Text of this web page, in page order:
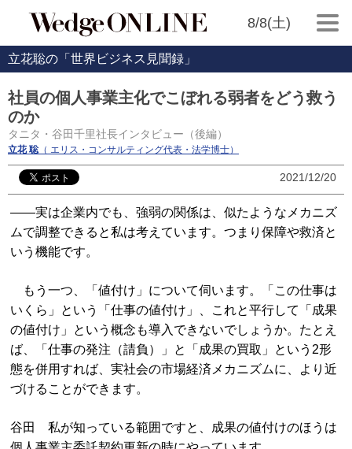
8/8(土)
立花聡の「世界ビジネス見聞録」
社員の個人事業主化でこぼれる弱者をどう救う
のか
タニタ・谷田千里社長インタビュー（後編）
立花 聡 （ エリス・コンサルティング代表・法学博士）
2021/12/20
――実は企業内でも、強弱の関係は、似たようなメカニズ
ムで調整できると私は考えています。つまり保障や救済と
いう機能です。
もう一つ、「値付け」について伺います。「この仕事は
いくら」という「仕事の値付け」、これと平行して「成果
の値付け」という概念も導入できないでしょうか。たとえ
ば、「仕事の発注（請負）」と「成果の買取」という2形
態を併用すれば、実社会の市場経済メカニズムに、より近
づけることができます。
谷田 私が知っている範囲ですと、成果の値付けのほうは